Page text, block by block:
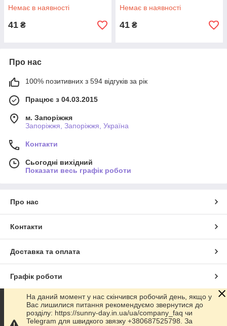
Немає в наявності
41 ₴
Немає в наявності
41 ₴
Про нас
100% позитивних з 594 відгуків за рік
Працює з 04.03.2015
м. Запоріжжя
Запоріжжя, Запоріжжя, Україна
Контакти
Сьогодні вихідний
Показати весь графік роботи
Про нас
Контакти
Доставка та оплата
Графік роботи
Повна версія сайту
На даний момент у нас скінчився робочий день, якщо у
Вас лишилися питання рекомендуємо звернутися до
розділу: https://sunny-day.in.ua/ua/company_faq чи
Telegram для швидкого звязку +380687525798. За